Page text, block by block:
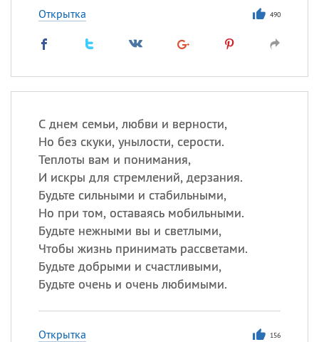
Открытка 490
С днем семьи, любви и верности,
Но без скуки, унылости, серости.
Теплоты вам и понимания,
И искры для стремлений, дерзания.
Будьте сильными и стабильными,
Но при том, оставаясь мобильными.
Будьте нежными вы и светлыми,
Чтобы жизнь принимать рассветами.
Будьте добрыми и счастливыми,
Будьте очень и очень любимыми.
Открытка 156